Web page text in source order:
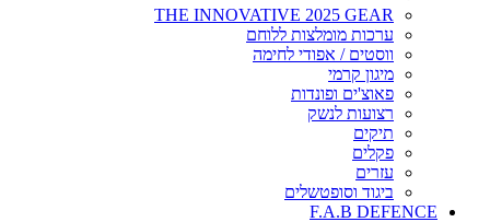
THE INNOVATIVE 2025 GEAR
ערכות מומלצות ללוחם
ווסטים / אפודי לחימה
מיגון קרמי
פאוצ'ים ופונדות
רצועות לנשק
תיקים
פקלים
עזרים
ביגוד וסופטשלים
F.A.B DEFENCE